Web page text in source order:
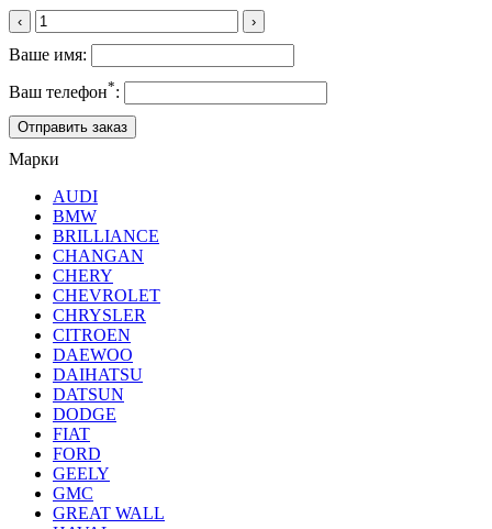
‹ ›
Ваше имя:
Ваш телефон*:
Марки
AUDI
BMW
BRILLIANCE
CHANGAN
CHERY
CHEVROLET
CHRYSLER
CITROEN
DAEWOO
DAIHATSU
DATSUN
DODGE
FIAT
FORD
GEELY
GMC
GREAT WALL